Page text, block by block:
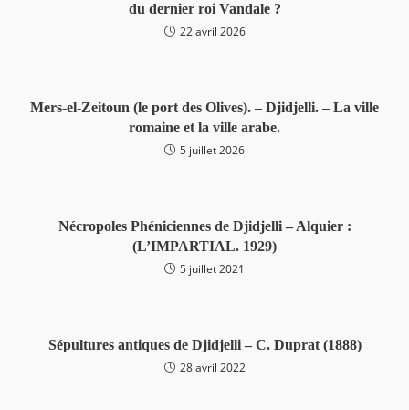
du dernier roi Vandale ?
22 avril 2026
Mers-el-Zeitoun (le port des Olives). – Djidjelli. – La ville
romaine et la ville arabe.
5 juillet 2026
Nécropoles Phéniciennes de Djidjelli – Alquier :
(L’IMPARTIAL. 1929)
5 juillet 2021
Sépultures antiques de Djidjelli – C. Duprat (1888)
28 avril 2022